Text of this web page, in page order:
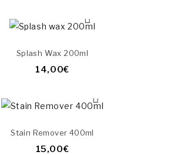
Splash Wax 200ml
14,00€
Stain Remover 400ml
15,00€